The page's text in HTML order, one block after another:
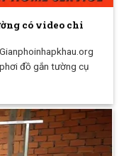
có video chi
đồ gắn tường cụ